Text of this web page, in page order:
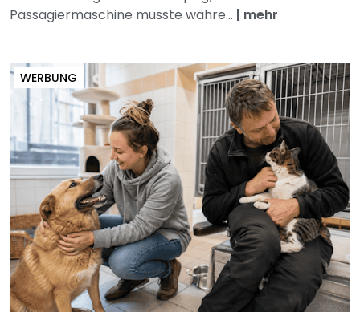
Passagiermaschine musste währe... | mehr
WERBUNG